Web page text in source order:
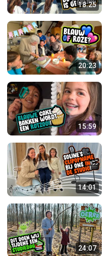
18:25
20:23
15:59
14:01
24:07